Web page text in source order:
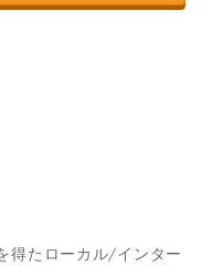
得たローカル/インター